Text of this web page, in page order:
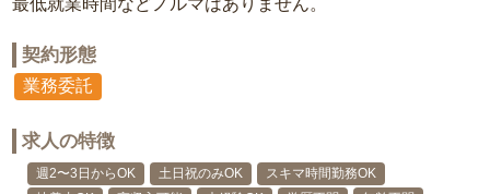
最低就業時間などノルマはありません。
契約形態
業務委託
求人の特徴
週2〜3日からOK 土日祝のみOK
スキマ時間勤務OK